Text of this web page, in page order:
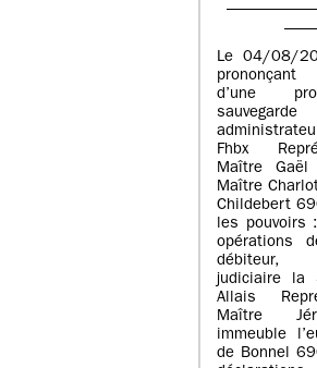
Le 04/08/
d’une
Fhbx
Maître Gaël
Maître
Childebert
les pouvoirs
opérations
débiteur,
judiciaire la
Allais
Maître
immeuble
de Bonnel